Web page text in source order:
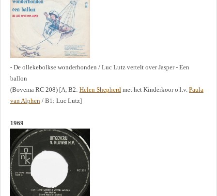
- De ollekebolkse wonderhonden / Luc Lutz vertelt over Jasper - Een
ballon
(Bovema RC 208) [A, B2: Helen Shepherd met het Kinderkoor o.l.v. Paula
van Alphen / B1: Luc Lutz]
1969